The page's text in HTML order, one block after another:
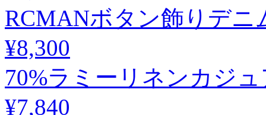
RCMANボタン飾りデニ
¥8,300
70%ラミーリネンカジ
¥7,840